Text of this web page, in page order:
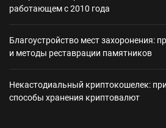
работающем с 2010 года
Благоустройство мест захоронения:
и методы реставрации памятников
Некастодиальный криптокошелек:
способы хранения криптовалют